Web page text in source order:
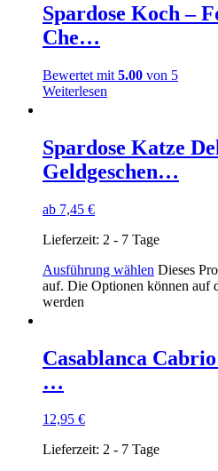
Spardose Koch –
Che…
Bewertet mit 5.00 von 5
Weiterlesen
Spardose Katze
Geldgeschen…
ab 7,45 €
Lieferzeit: 2 - 7 Tage
Ausführung wählen Dieses
auf. Die Optionen können auf
werden
Casablanca
…
12,95 €
Lieferzeit: 2 - 7 Tage